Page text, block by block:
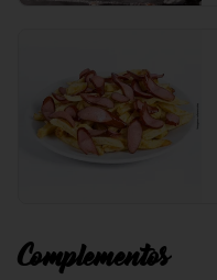
Complementos